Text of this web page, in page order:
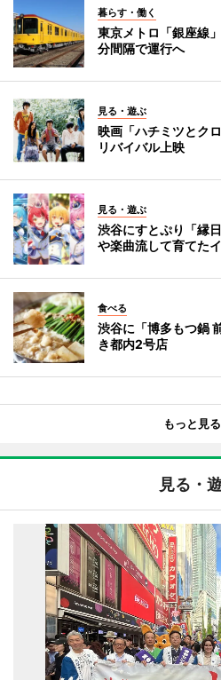
暮らす・働く
東京メトロ「銀座線
分間隔で運行へ
見る・遊ぶ
映画「ハチミツとク
リバイバル上映
見る・遊ぶ
渋谷にすとぷり「縁
や楽曲流して育てた
食べる
渋谷に「博多もつ鍋
き都内2号店
もっと見る
見る・